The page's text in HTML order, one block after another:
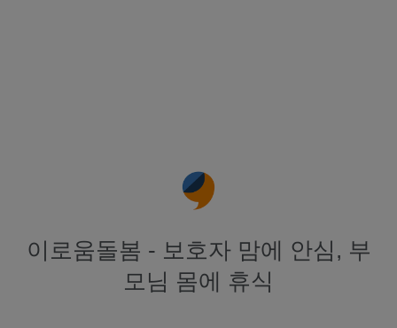
이로움돌봄 - 보호자 맘에 안심, 부
모님 몸에 휴식